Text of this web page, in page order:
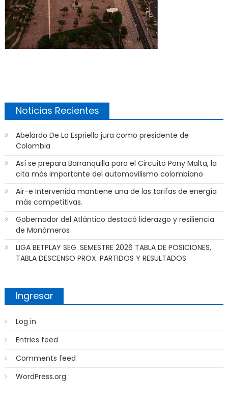
Noticias Recientes
Abelardo De La Espriella jura como presidente de
Colombia
Así se prepara Barranquilla para el Circuito Pony Malta, la
cita más importante del automovilismo colombiano
Air-e Intervenida mantiene una de las tarifas de energía
más competitivas.
Gobernador del Atlántico destacó liderazgo y resiliencia
de Monómeros
LIGA BETPLAY SEG. SEMESTRE 2026 TABLA DE POSICIONES,
TABLA DESCENSO PROX. PARTIDOS Y RESULTADOS
Ingresar
Log in
Entries feed
Comments feed
WordPress.org